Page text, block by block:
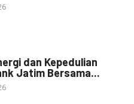
dan Kepedulian
Jatim Bersama...